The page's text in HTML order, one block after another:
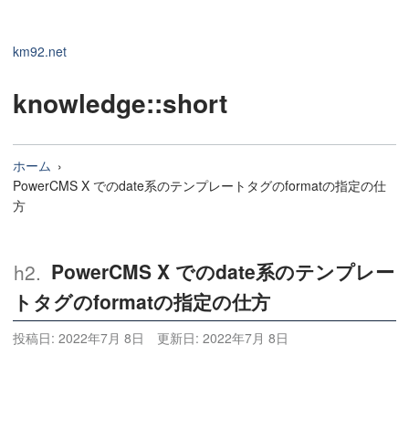
km92.net
knowledge::short
ホーム
PowerCMS X でのdate系のテンプレートタグのformatの指定の仕
方
PowerCMS X でのdate系のテンプレー
トタグのformatの指定の仕方
投稿日: 2022年7月 8日 更新日: 2022年7月 8日